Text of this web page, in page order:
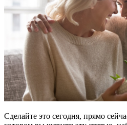
Сделайте это сегодня, прямо